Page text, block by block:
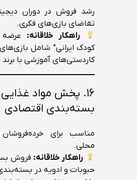
رشد فروش در دوران
تقاضای بازی‌های فکری.
راهکار خلاقانه: عرضه
کودک ایرانی” شامل
کاردستی‌های آموزشی با
۱۶. پخش مواد غذایی
بسته‌بندی اقتصادی
مناسب برای
محلی.
راهکار خلاقانه: فروش
حبوبات و ادویه در